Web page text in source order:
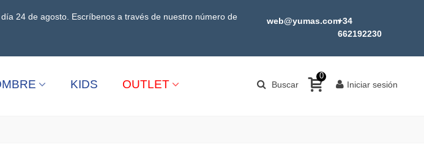
24 de agosto. Escríbenos a través de nuestro número de
web@yumas.com+34
662192230
KIDS OUTLET Buscar
0
Iniciar sesión